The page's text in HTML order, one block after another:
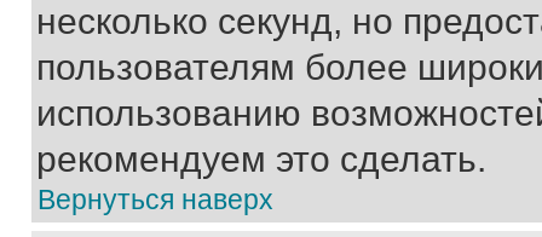
несколько секунд, но
пользователям более
использованию
рекомендуем это сделать.
Вернуться наверх